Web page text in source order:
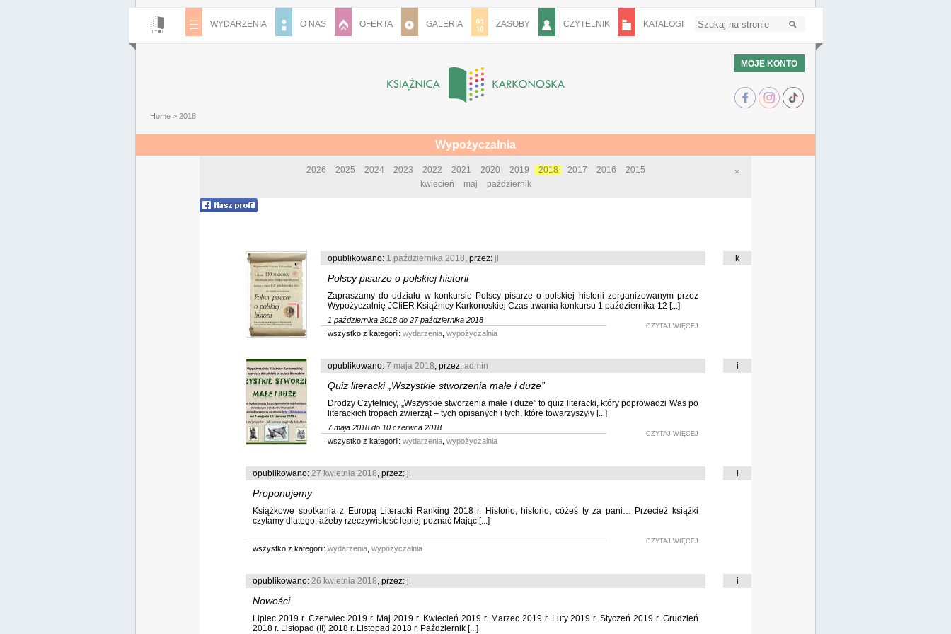
WYDARZENIA O NAS OFERTA GALERIA ZASOBY CZYTELNIK KATALOGI
MOJE KONTO
Home > 2018
Wypożyczalnia
×
2026 2025 2024 2023 2022 2021 2020 2019 2018 2017 2016
2015
kwiecień
maj październik
opublikowano: 1 października 2018, przez: jl
Polscy pisarze o polskiej historii
Zapraszamy do udziału w konkursie Polscy pisarze o polskiej historii zorganizowanym przez
Wypożyczalnię JCIiER Książnicy Karkonoskiej Czas trwania konkursu 1 października-12 [...]
1 października 2018 do 27 października 2018
CZYTAJ WIĘCEJ
wszystko z kategorii: wydarzenia wypożyczalnia
k
opublikowano: 7 maja 2018, przez: admin
Quiz literacki „Wszystkie stworzenia małe i duże”
Drodzy Czytelnicy, „Wszystkie stworzenia małe i duże” to quiz literacki, który poprowadzi Was po
literackich tropach zwierząt – tych opisanych i tych, które towarzyszyły [...]
7 maja 2018 do 10 czerwca 2018
CZYTAJ WIĘCEJ
wszystko z kategorii: wydarzenia wypożyczalnia
i
opublikowano: 27 kwietnia 2018, przez: jl
Proponujemy
Książkowe spotkania z Europą Literacki Ranking 2018 r. Historio, historio, cóżeś ty za pani… Przecież książki
czytamy dlatego, ażeby rzeczywistość lepiej poznać Mając [...]
CZYTAJ WIĘCEJ
wszystko z kategorii: wydarzenia wypożyczalnia
i
opublikowano: 26 kwietnia 2018, przez: jl
Nowości
Lipiec 2019 r. Czerwiec 2019 r. Maj 2019 r. Kwiecień 2019 r. Marzec 2019 r. Luty 2019 r. Styczeń 2019 r. Grudzień
2018 r. Listopad (II) 2018 r. Listopad 2018 r. Październik [...]
i